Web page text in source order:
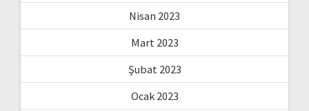
Nisan 2023
Mart 2023
Şubat 2023
Ocak 2023